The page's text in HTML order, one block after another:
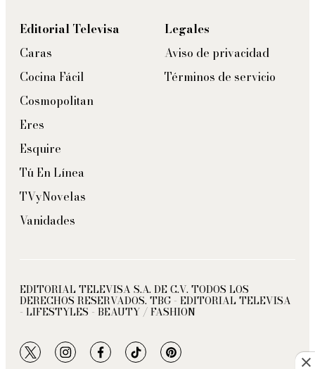
Editorial Televisa
Caras
Cocina Fácil
Cosmopolitan
Eres
Esquire
Tú En Línea
TVyNovelas
Vanidades
Legales
Aviso de privacidad
Términos de servicio
EDITORIAL TELEVISA S.A. DE C.V. TODOS LOS
DERECHOS RESERVADOS. TBG - EDITORIAL TELEVISA
- LIFESTYLES - BEAUTY / FASHION
twitterinstagramfacebooktiktokpinterest